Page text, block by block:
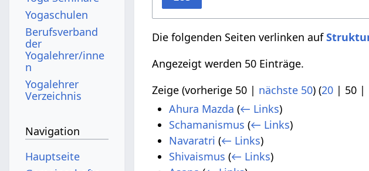
Die folgenden Seiten verlinken auf
Angezeigt werden 50 Einträge.
Zeige (vorherige 50 | nächste 50) (20 | 50 |
Ahura Mazda (← Links)
Schamanismus (← Links)
Navaratri (← Links)
Shivaismus (← Links)
Yogaschulen
Berufsverband
der
Yogalehrer/inne
n
Yogalehrer
Verzeichnis
Navigation
Hauptseite